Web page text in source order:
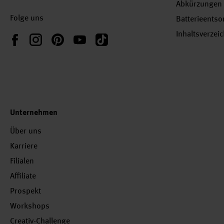
Folge uns
FacebookInstagramPinterestYouTubeTikTok
Abkürzungen
Unternehmen
Über uns
Karriere
Filialen
Affiliate
Prospekt
Workshops
Creativ-Challenge